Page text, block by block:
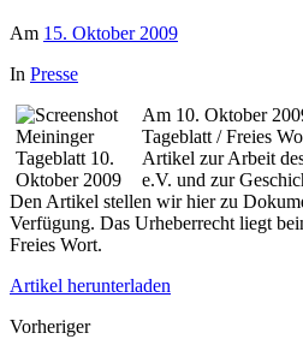
Am 15. Oktober 2009
In Presse
Am 10. Oktober
Tageblatt / Freies
Artikel zur Arbeit
e.V. und zur
Den Artikel stellen wir hier zu
Verfügung. Das Urheberrecht liegt
Freies Wort.
Artikel herunterladen
Vorheriger